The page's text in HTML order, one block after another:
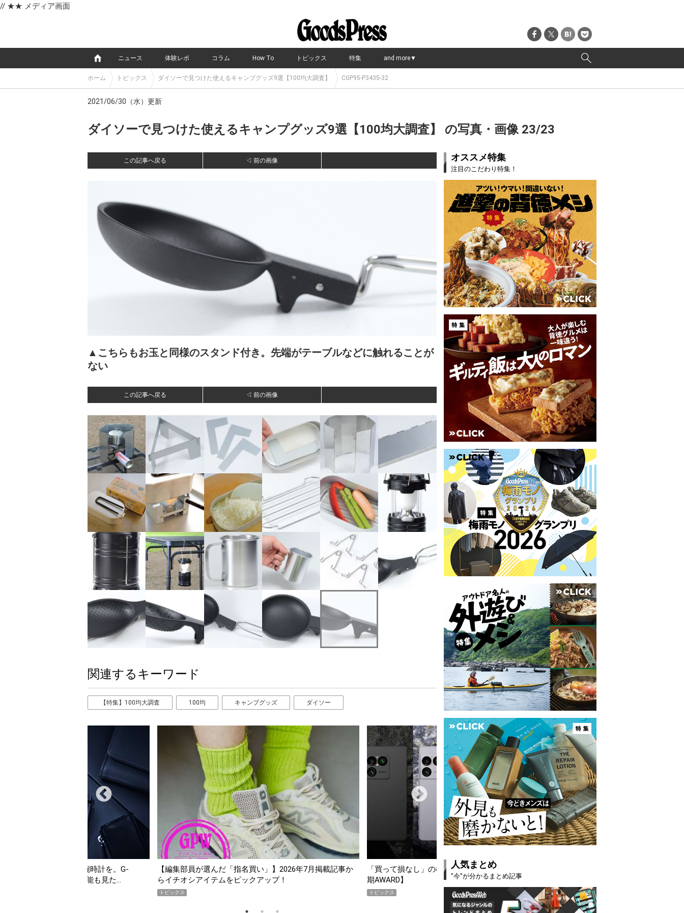
// ★★ メディア画面
ニュース 体験レポ コラム How To トピックス 特集 and more▼
ホーム トピックス ダイソーで見つけた使えるキャンプグッズ9選【100均大調査】 CGP95-P3435-32
2021/06/30（水）更新
ダイソーで見つけた使えるキャンプグッズ9選【100均大調査】 の写真・画像 23/23
この記事へ戻る ◁ 前の画像
▲こちらもお玉と同様のスタンド付き。先端がテーブルなどに触れることが
ない
この記事へ戻る ◁ 前の画像
関連するキーワード
【特集】100均大調査 100均 キャンプグッズ ダイソー
だ「指名買い」】2026年7月掲載記事か
「買って損なし」の極上スマホ5選【GoodsPress 2026上半
期AWARD】
トピックス
薄着になる季節の夏こそ“映える”タフな腕時計を。G-
SHOCK「GRAVITYMASTER」は本当に機能も見た…
PR トピックス
オススメ特集
注目のこだわり特集！
人気まとめ
"今"が分かるまとめ記事